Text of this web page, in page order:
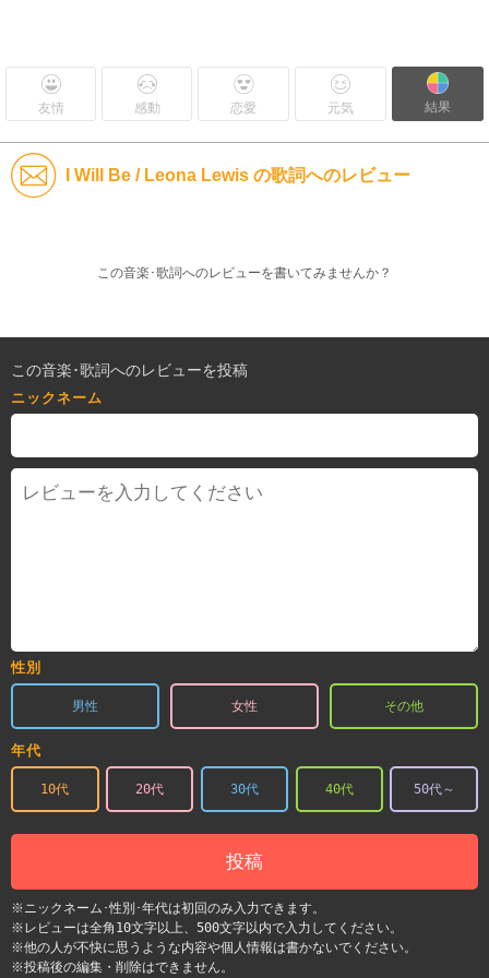
友情 感動 恋愛 元気 結果
I Will Be / Leona Lewis の歌詞へのレビュー
この音楽･歌詞へのレビューを書いてみませんか？
この音楽･歌詞へのレビューを投稿
ニックネーム
性別
男性 女性 その他
年代
10代 20代 30代 40代 50代～
投稿
※ニックネーム･性別･年代は初回のみ入力できます。
※レビューは全角10文字以上、500文字以内で入力してください。
※他の人が不快に思うような内容や個人情報は書かないでください。
※投稿後の編集・削除はできません。